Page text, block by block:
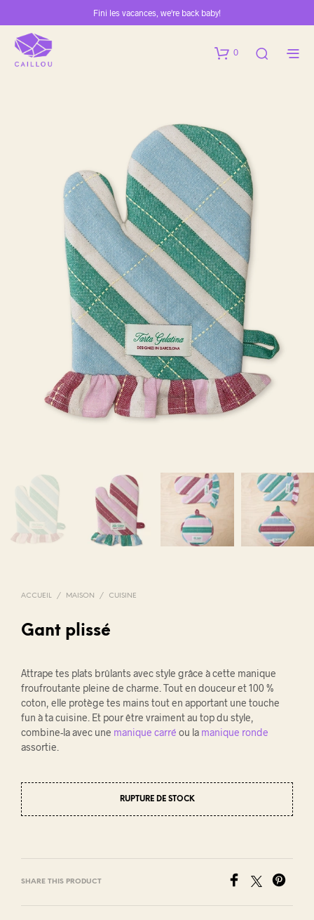
Fini les vacances, we're back baby!
0
ACCUEIL / MAISON / CUISINE
Gant plissé
Attrape tes plats brûlants avec style grâce à cette manique
froufroutante pleine de charme. Tout en douceur et 100 %
coton, elle protège tes mains tout en apportant une touche
fun à ta cuisine. Et pour être vraiment au top du style,
combine-la avec une manique carré ou la manique ronde
assortie.
RUPTURE DE STOCK
SHARE THIS PRODUCT